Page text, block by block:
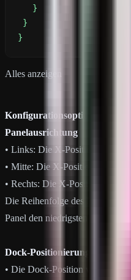
}
Alles anzeigen
Konfigurationsoptionen
Panelausrichtung
• Links: Die X-Position wird
• Mitte: Die X-Position wird die
• Rechts: Die X-Position wird
Die Reihenfolge des Panels
Panel den niedrigsten
Dock-Positionierung / Größe
• Die Dock-Position wird